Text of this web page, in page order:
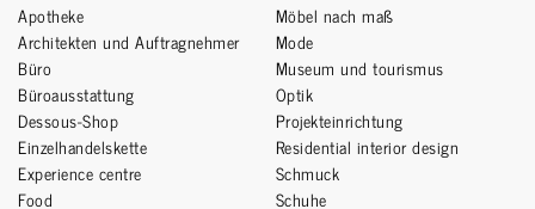
Apotheke
Architekten und Auftragnehmer
Büro
Büroausstattung
Dessous-Shop
Einzelhandelskette
Experience centre
Food
Möbel nach maß
Mode
Museum und tourismus
Optik
Projekteinrichtung
Residential interior design
Schmuck
Schuhe